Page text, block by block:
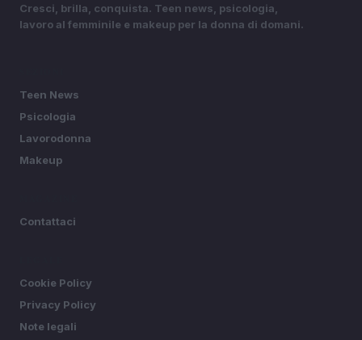
Cresci, brilla, conquista. Teen news, psicologia,
lavoro al femminile e makeup per la donna di domani.
Teen News
Psicologia
Lavorodonna
Makeup
Contattaci
Cookie Policy
Privacy Policy
Note legali